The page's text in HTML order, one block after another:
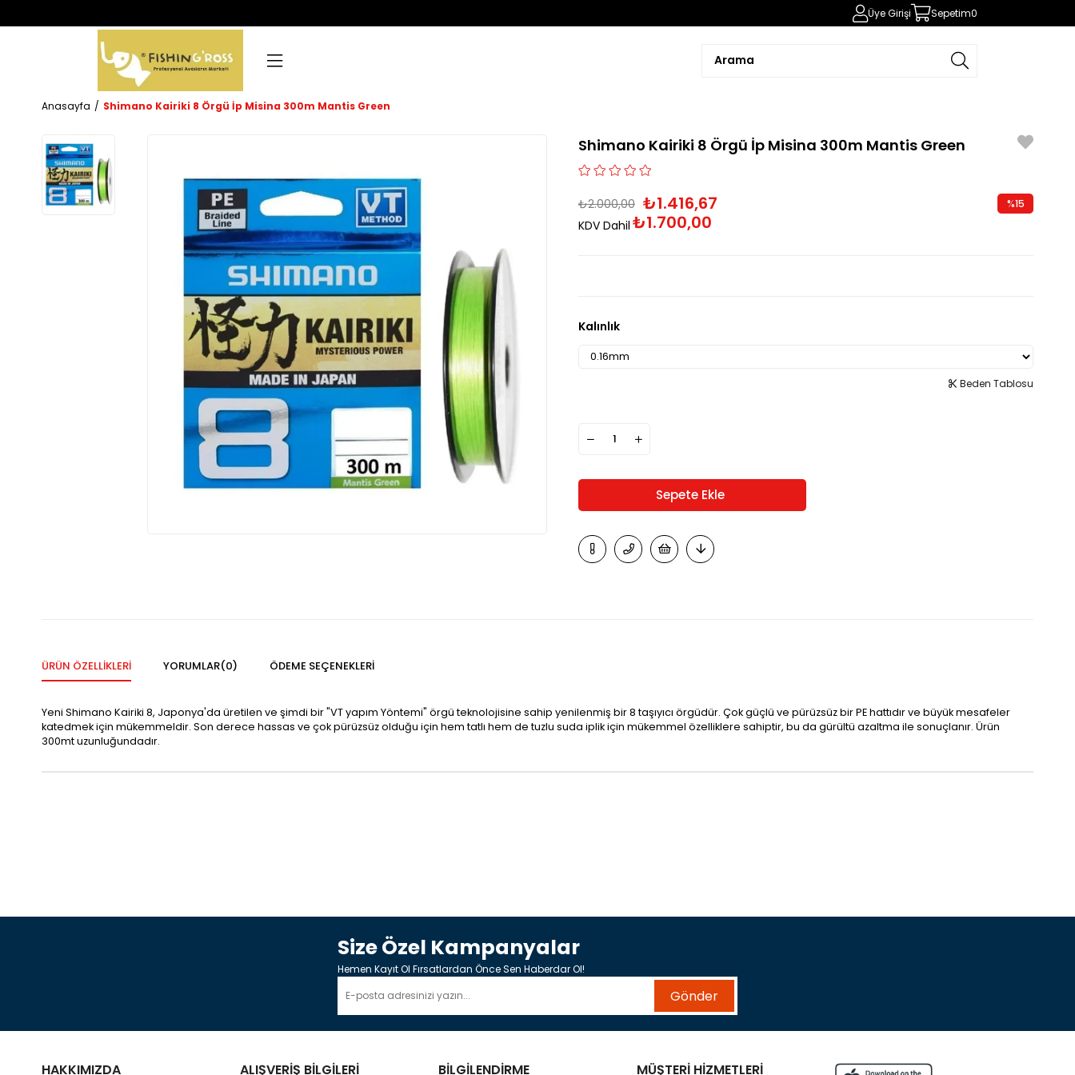
Üye Girişi Sepetim0
Anasayfa Shimano Kairiki 8 Örgü İp Misina 300m Mantis Green
Shimano Kairiki 8 Örgü İp Misina 300m Mantis Green
₺2.000,00 ₺1.416,67
KDV Dahil ₺1.700,00
%15
Kalınlık
Beden Tablosu
ÜRÜN ÖZELLIKLERI YORUMLAR(0) ÖDEME SEÇENEKLERI
Yeni Shimano Kairiki 8, Japonya'da üretilen ve şimdi bir "VT yapım Yöntemi" örgü teknolojisine sahip yenilenmiş bir 8 taşıyıcı örgüdür. Çok güçlü ve pürüzsüz bir PE hattıdır ve büyük mesafeler
katedmek için mükemmeldir. Son derece hassas ve çok pürüzsüz olduğu için hem tatlı hem de tuzlu suda iplik için mükemmel özelliklere sahiptir, bu da gürültü azaltma ile sonuçlanır. Ürün
300mt uzunluğundadır.
Size Özel Kampanyalar
Hemen Kayıt Ol Fırsatlardan Önce Sen Haberdar Ol!
Gönder
HAKKIMIZDA ALIŞVERİŞ BİLGİLERİ BİLGİLENDİRME MÜŞTERİ HİZMETLERİ